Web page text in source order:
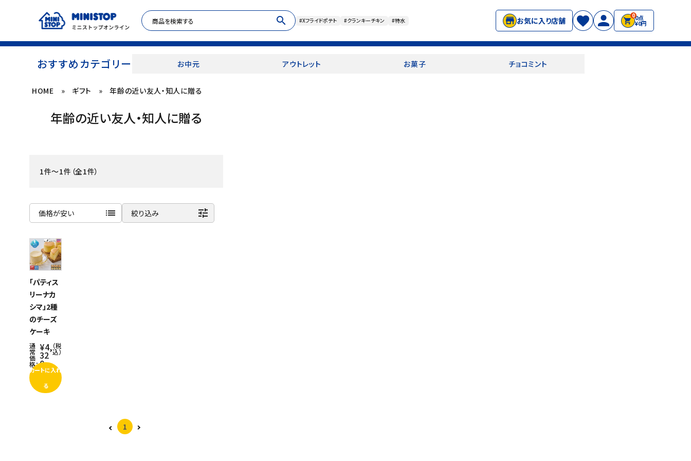
search #Xフライドポテト #クランキーチキン #特水 お気に入り店舗
00点
¥0円
おすすめカテゴリー お中元 アウトレット お菓子 チョコミント
ACCOUNT MENU
冷凍食品
お菓子
飲料
酒類
日用品
ギフト
セール
HOME » ギフト » 年齢の近い友人・知人に贈る
年齢の近い友人・知人に贈る
1件～1件（全1件）
価格が安い list
新着順
発売日順
価格が安い
価格が高い
お気に入り登録数
絞り込み tune
「パティス
リーナカ
シマ」2種
のチーズ
ケーキ
通
常
価
格：
¥4,
32
0
（税
込）
カートに入れ
る
1